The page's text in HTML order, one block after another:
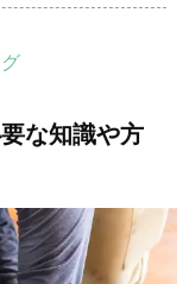
な知識や方